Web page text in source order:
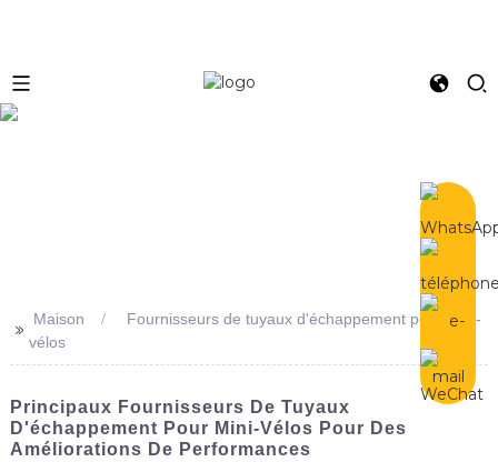
>> Maison
Fournisseurs de tuyaux d'échappement pour mini-
vélos
Principaux Fournisseurs De Tuyaux
D'échappement Pour Mini-Vélos Pour Des
Améliorations De Performances